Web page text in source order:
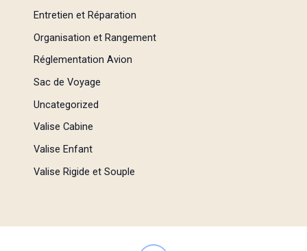
Entretien et Réparation
Organisation et Rangement
Réglementation Avion
Sac de Voyage
Uncategorized
Valise Cabine
Valise Enfant
Valise Rigide et Souple